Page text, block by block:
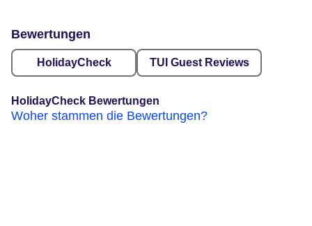
Bewertungen
HolidayCheck TUI Guest Reviews
HolidayCheck Bewertungen
Woher stammen die Bewertungen?